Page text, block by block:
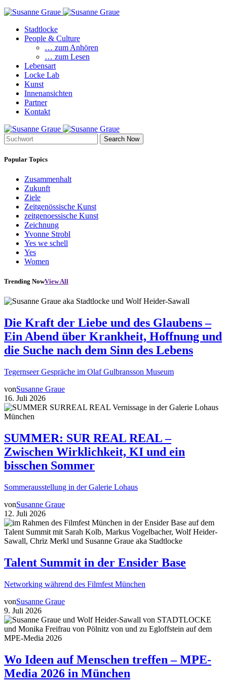
Stadtlocke
People & Culture
… zum Anhören
… zum Lesen
Lebensart
Locke Lab
Kunst
Innenansichten
Partner
Kontakt
Search Now
Popular Topics
Zusammenhalt
Zukunft
Ziele
Zeitgenössische Kunst
zeitgenoessische Kunst
Zeichnung
Yvonne Strobl
Yes we schell
Yes
Women
Trending NowView All
Die Kraft der Liebe und des Glaubens –
Ein Abend über Krankheit, Hoffnung und
die Suche nach dem Sinn des Lebens
Tegernseer Gespräche im Olaf Gulbransson Museum
vonSusanne Graue
16. Juli 2026
SUMMER: SUR REAL REAL –
Zwischen Wirklichkeit, KI und ein
bisschen Sommer
Sommerausstellung in der Galerie Lohaus
vonSusanne Graue
12. Juli 2026
Talent Summit in der Ensider Base
Networking während des Filmfest München
vonSusanne Graue
9. Juli 2026
Wo Ideen auf Menschen treffen – MPE-
Media 2026 in München